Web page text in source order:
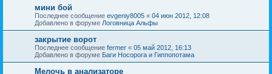
мини бой
Последнее сообщение evgeniy8005 « 04 июн 2012, 12:08
Добавлено в форуме Логовница Альфы
закрытие ворот
Последнее сообщение fermer « 05 май 2012, 16:13
Добавлено в форуме Баги Носорога и Гиппопотама
Мелочь в анализаторе